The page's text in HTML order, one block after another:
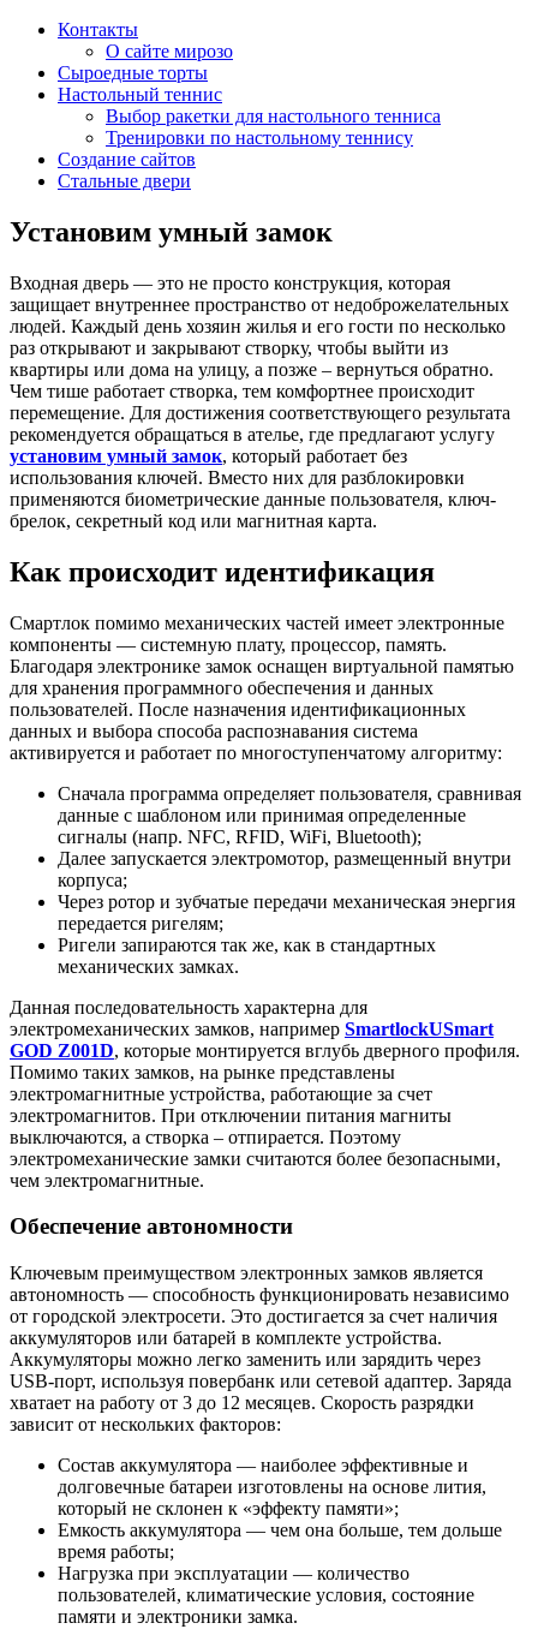
Контакты
О сайте мирозо
Сыроедные торты
Настольный теннис
Выбор ракетки для настольного тенниса
Тренировки по настольному теннису
Создание сайтов
Стальные двери
Установим умный замок
Входная дверь — это не просто конструкция, которая
защищает внутреннее пространство от недоброжелательных
людей. Каждый день хозяин жилья и его гости по несколько
раз открывают и закрывают створку, чтобы выйти из
квартиры или дома на улицу, а позже – вернуться обратно.
Чем тише работает створка, тем комфортнее происходит
перемещение. Для достижения соответствующего результата
рекомендуется обращаться в ателье, где предлагают услугу
установим умный замок, который работает без
использования ключей. Вместо них для разблокировки
применяются биометрические данные пользователя, ключ-
брелок, секретный код или магнитная карта.
Как происходит идентификация
Смартлок помимо механических частей имеет электронные
компоненты — системную плату, процессор, память.
Благодаря электронике замок оснащен виртуальной памятью
для хранения программного обеспечения и данных
пользователей. После назначения идентификационных
данных и выбора способа распознавания система
активируется и работает по многоступенчатому алгоритму:
Сначала программа определяет пользователя, сравнивая
данные с шаблоном или принимая определенные
сигналы (напр. NFC, RFID, WiFi, Bluetooth);
Далее запускается электромотор, размещенный внутри
корпуса;
Через ротор и зубчатые передачи механическая энергия
передается ригелям;
Ригели запираются так же, как в стандартных
механических замках.
Данная последовательность характерна для
электромеханических замков, например SmartlockUSmart
GOD Z001D, которые монтируется вглубь дверного профиля.
Помимо таких замков, на рынке представлены
электромагнитные устройства, работающие за счет
электромагнитов. При отключении питания магниты
выключаются, а створка – отпирается. Поэтому
электромеханические замки считаются более безопасными,
чем электромагнитные.
Обеспечение автономности
Ключевым преимуществом электронных замков является
автономность — способность функционировать независимо
от городской электросети. Это достигается за счет наличия
аккумуляторов или батарей в комплекте устройства.
Аккумуляторы можно легко заменить или зарядить через
USB-порт, используя повербанк или сетевой адаптер. Заряда
хватает на работу от 3 до 12 месяцев. Скорость разрядки
зависит от нескольких факторов:
Состав аккумулятора — наиболее эффективные и
долговечные батареи изготовлены на основе лития,
который не склонен к «эффекту памяти»;
Емкость аккумулятора — чем она больше, тем дольше
время работы;
Нагрузка при эксплуатации — количество
пользователей, климатические условия, состояние
памяти и электроники замка.